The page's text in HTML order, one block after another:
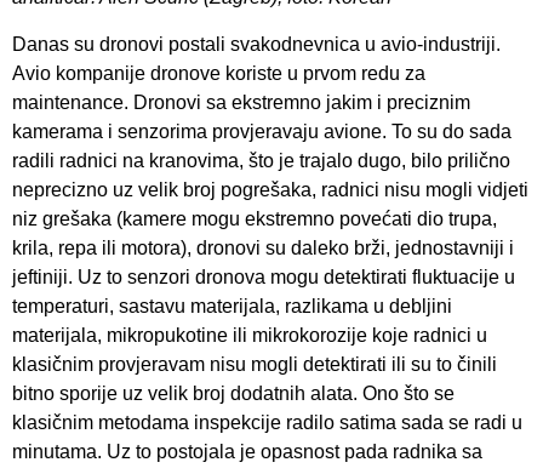
Danas su dronovi postali svakodnevnica u avio-industriji.
Avio kompanije dronove koriste u prvom redu za
maintenance. Dronovi sa ekstremno jakim i preciznim
kamerama i senzorima provjeravaju avione. To su do sada
radili radnici na kranovima, što je trajalo dugo, bilo prilično
neprecizno uz velik broj pogrešaka, radnici nisu mogli vidjeti
niz grešaka (kamere mogu ekstremno povećati dio trupa,
krila, repa ili motora), dronovi su daleko brži, jednostavniji i
jeftiniji. Uz to senzori dronova mogu detektirati fluktuacije u
temperaturi, sastavu materijala, razlikama u debljini
materijala, mikropukotine ili mikrokorozije koje radnici u
klasičnim provjeravam nisu mogli detektirati ili su to činili
bitno sporije uz velik broj dodatnih alata. Ono što se
klasičnim metodama inspekcije radilo satima sada se radi u
minutama. Uz to postojala je opasnost pada radnika sa